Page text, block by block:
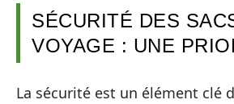
SÉCURITÉ DES
VOYAGE : UNE
La sécurité est un élément clé